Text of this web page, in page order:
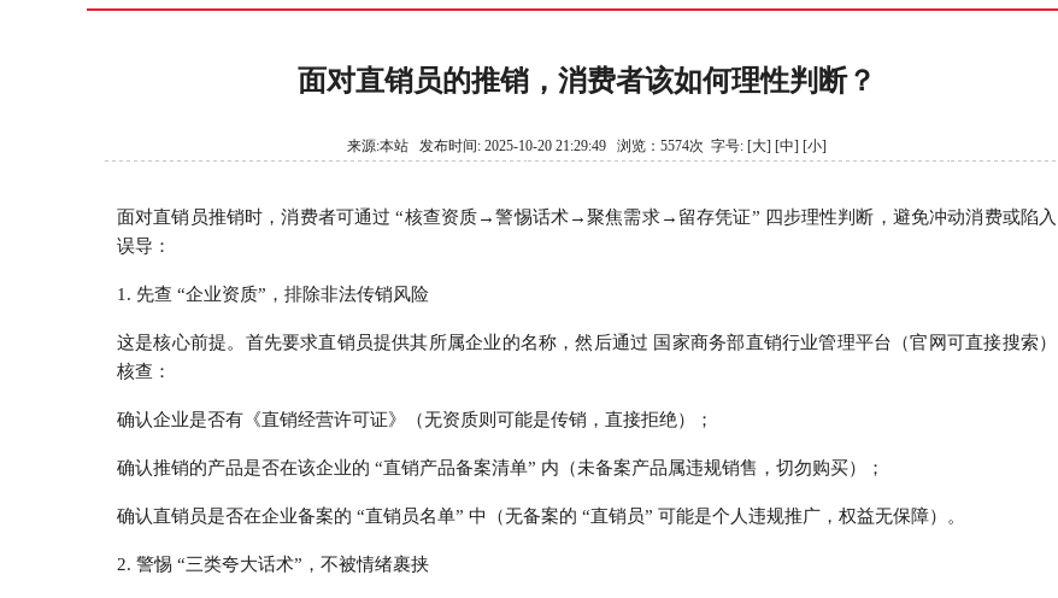
面对直销员的推销，消费者该如何理性判断？
来源:本站 发布时间: 2025-10-20 21:29:49 浏览：5574次 字号: [大] [中] [小]
面对直销员推销时，消费者可通过 “核查资质→警惕话术→聚焦需求→留存凭证” 四步理性判断，避免冲动消费或陷入
误导：
1. 先查 “企业资质”，排除非法传销风险
这是核心前提。首先要求直销员提供其所属企业的名称，然后通过 国家商务部直销行业管理平台（官网可直接搜索）
核查：
确认企业是否有《直销经营许可证》（无资质则可能是传销，直接拒绝）；
确认推销的产品是否在该企业的 “直销产品备案清单” 内（未备案产品属违规销售，切勿购买）；
确认直销员是否在企业备案的 “直销员名单” 中（无备案的 “直销员” 可能是个人违规推广，权益无保障）。
2. 警惕 “三类夸大话术”，不被情绪裹挟